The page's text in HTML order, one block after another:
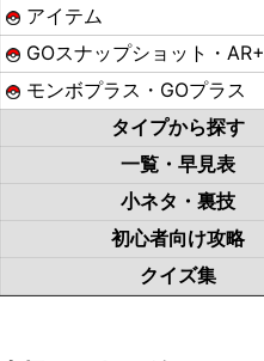
アイテム
GOスナップショット・AR+
モンボプラス・GOプラス
タイプから探す
一覧・早見表
小ネタ・裏技
初心者向け攻略
クイズ集